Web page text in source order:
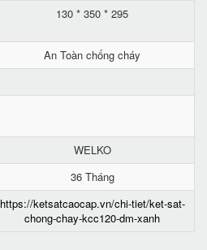
130 * 350 * 295
An Toàn chống cháy
WELKO
36 Tháng
https://ketsatcaocap.vn/chi-tiet/ket-sat-
chong-chay-kcc120-dm-xanh